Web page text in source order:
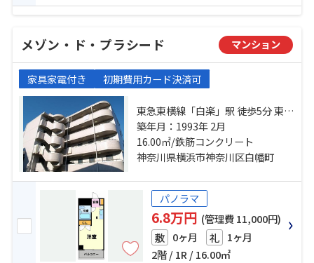
メゾン・ド・プラシード マンション
家具家電付き 初期費用カード決済可
東急東横線「白楽」駅 徒歩5分 東急
東横線「妙蓮寺」駅 徒歩7分 東急東
横線「東白楽」駅 徒歩16分
築年月：1993年 2月
16.00㎡/鉄筋コンクリート
神奈川県横浜市神奈川区白幡町
パノラマ
6.8万円 (管理費 11,000円)
敷 0ヶ月 礼 1ヶ月
2階 / 1R / 16.00㎡